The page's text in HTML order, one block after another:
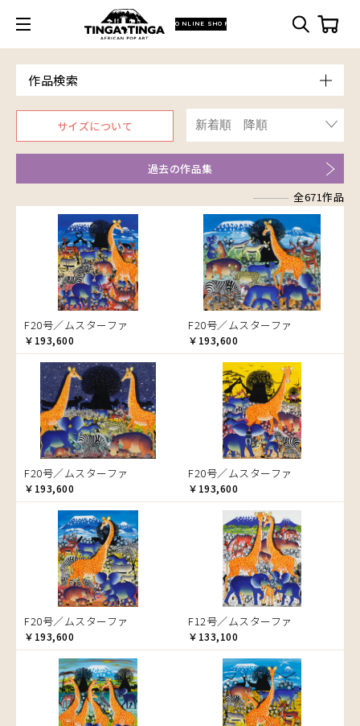
ONLINE SHOP
作品検索
Model
青空
朝焼け
家
イノシシ
イボイノシシ
イルカ
インパラ
うさぎ
お祭り
音楽
カエル
かくれんぼ
家族-親子
カシューナッツの木
カップル
カバ
カメ
カメレオン
木
キリン
キリマンジャロ
孔雀
サイ
魚の群れ
桜
サル
シマウマ
～￥10,000
￥30,001～40,000
￥40,001～60,000
￥60,001～80,000
￥80,001～100,000
￥100,001～
Artist
ア行
アウスィー
アキリ
アグネス
アジャバ
アダム
アダムス
アパイ
アバス
アブー
アブダラ
アマニ
アミナータ
アリー
アルバー
イッサ
イディー
エミリアス
エレナ
オマリー
カケパ
カッシム
ガヨ
カンビリ
ゴッドフレイ
コルンバ
サイディ
ザチ
サビティ
サランゲ
サンデイ
サンデイビッタ
シャハ
シャバーニ
ジャリブーニ
スフィアー二
ズベリ
スライディ（スライドゥ）
ゼナ
セフ
チャド
チャリンダ
チワヤ
ドゥケ
ドサ
ナココ
ハッサーニ
ベッカー
ブッシーリ
マ行
マウラーナ
マトゥカ
マジドゥ
マブサ
マリキータ
マルチナ
マワゾ
マングラ
ミムス
ムクラ
ムクンバ
ムスターファ
ムチサ
ムッサ
ムブカ
ムロペ
ムワツカ
ムワメディ
ヤ行
ヤッスィーニ（ヤッスィン）
ヤフィドゥ
ラ行
ラシッド.ムズグノ
ラシディ
ルーカス
ルブニ
レイモンド
ロジャー
Size
F3号
F4号
F8号
F12号
F20号
規格外S
規格外M
規格外L
Frame
木枠張り／パネル
アートフレーム
サイズについて
過去の作品集
全671作品
F20号／ムスターファ
￥193,600
F20号／ムスターファ
￥193,600
F20号／ムスターファ
￥193,600
F20号／ムスターファ
￥193,600
F20号／ムスターファ
￥193,600
F12号／ムスターファ
￥133,100